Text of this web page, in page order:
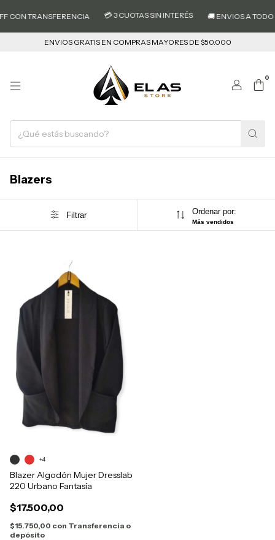
CON TRANSFERENCIA 💳 3 CUOTAS SIN INTERÉS 🚚 ENVIOS A TODO
ENVIOS GRATIS EN COMPRAS MAYORES DE $50.000
0
Blazers
Filtrar Ordenar por:
Más vendidos
Blazer Algodón Mujer Dresslab
220 Urbano Fantasía
$17.500,00
$15.750,00 con Transferencia o
depósito
+4